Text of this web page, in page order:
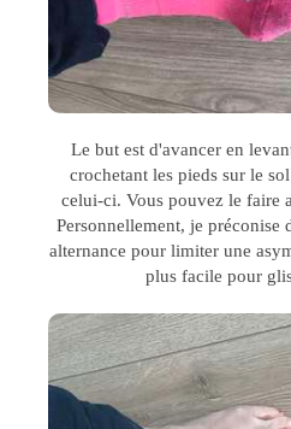
Le but est d'avancer en
crochetant les pieds sur le
celui-ci. Vous pouvez le faire
Personnellement, je préconise
alternance pour limiter une
plus facile pour